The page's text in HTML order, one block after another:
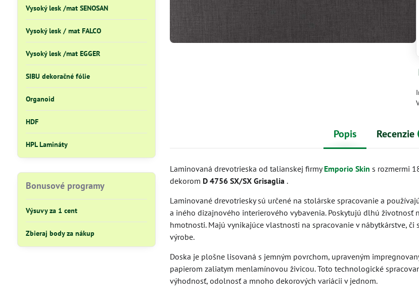
Popis Recenzie
Laminovaná drevotrieska od talianskej firmyEmporio Skin s rozmermi
dekorom D 4756 SX/SX Grisaglia .
Laminované drevotriesky sú určené na stolárske spracovanie a
a iného dizajnového interierového vybavenia. Poskytujú dlhú životnosť
hmotnosti. Majú vynikajúce vlastnosti na spracovanie v nábytkárstve, či
výrobe.
Doska je plošne lisovaná s jemným povrchom, upraveným
papierom zaliatym menlamínovou živicou. Toto technologické
výhodnosť, odolnosť a mnoho dekorových variácii v jednom.
Vysoký lesk /mat SENOSAN
Vysoký lesk / mat FALCO
Vysoký lesk /mat EGGER
SIBU dekoračné fólie
Organoid
HDF
HPL Lamináty
Bonusové programy
Výsuvy za 1 cent
Zbieraj body za nákup